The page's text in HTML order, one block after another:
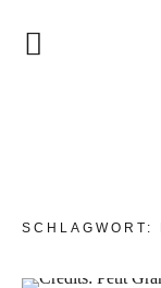
SCHLAGWORT: